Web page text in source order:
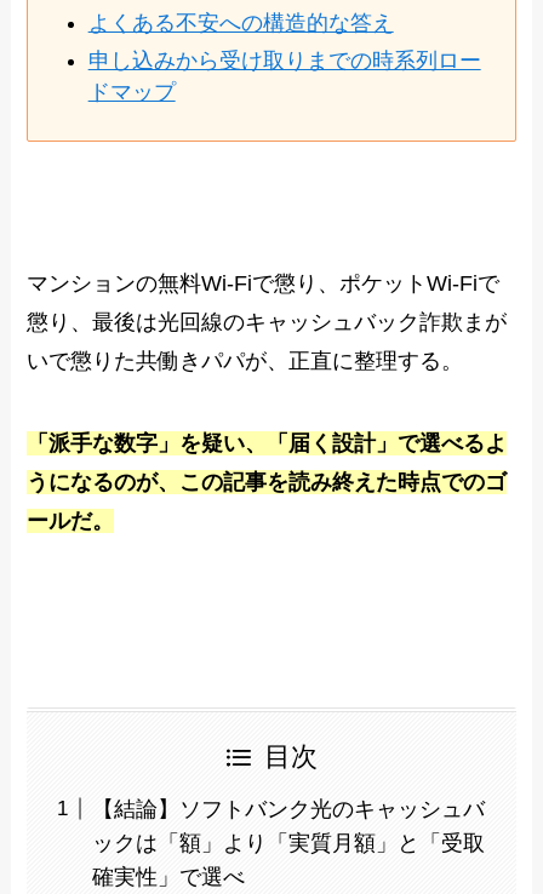
よくある不安への構造的な答え
申し込みから受け取りまでの時系列ロー
ドマップ
マンションの無料Wi-Fiで懲り、ポケットWi-Fiで
懲り、最後は光回線のキャッシュバック詐欺まが
いで懲りた共働きパパが、正直に整理する。
「派手な数字」を疑い、「届く設計」で選べるよ
うになるのが、この記事を読み終えた時点でのゴ
ールだ。
目次
【結論】ソフトバンク光のキャッシュバ
ックは「額」より「実質月額」と「受取
確実性」で選べ